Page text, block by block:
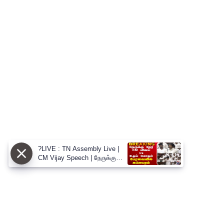
?LIVE : TN Assembly Live |
CM Vijay Speech | நேருக்கு
நேர் CM விஜய் vs உதய் மோதல்